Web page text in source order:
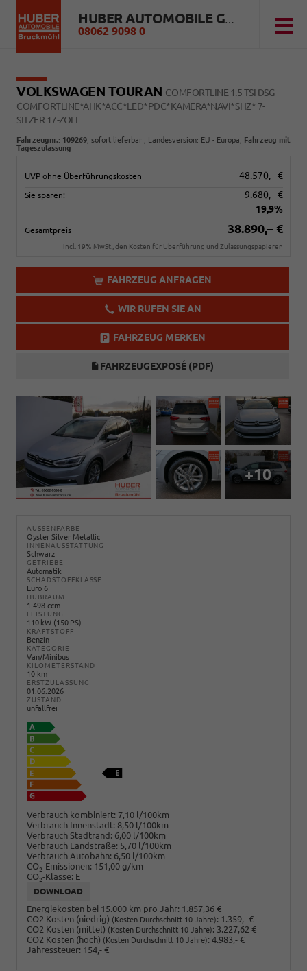
HUBER AUTOMOBILE GMBH
08062 9098 0
VOLKSWAGEN TOURAN COMFORTLINE 1.5 TSI DSG
COMFORTLINE*AHK*ACC*LED*PDC*KAMERA*NAVI*SHZ* 7-
SITZER 17-ZOLL
Fahrzeugnr.: 109269 sofort lieferbar , Landesversion: EU - Europa, Fahrzeug mit
Tageszulassung
UVP ohne Überführungskosten 48.570,– €
Sie sparen:
9.680,– €
19,9%
Gesamtpreis 38.890,– €
incl. 19% MwSt., den Kosten für Überführung und Zulassungspapieren
FAHRZEUG ANFRAGEN
WIR RUFEN SIE AN
FAHRZEUG MERKEN
FAHRZEUGEXPOSÉ (PDF)
+10
AUSSENFARBE
Oyster Silver Metallic
INNENAUSSTATTUNG
Schwarz
GETRIEBE
Automatik
SCHADSTOFFKLASSE
Euro 6
HUBRAUM
1.498 ccm
LEISTUNG
110 kW (150 PS)
KRAFTSTOFF
Benzin
KATEGORIE
Van/Minibus
KILOMETERSTAND
10 km
ERSTZULASSUNG
01.06.2026
ZUSTAND
unfallfrei
Verbrauch kombiniert: 7,10 l/100km
Verbrauch Innenstadt: 8,50 l/100km
Verbrauch Stadtrand: 6,00 l/100km
Verbrauch Landstraße: 5,70 l/100km
Verbrauch Autobahn: 6,50 l/100km
CO2-Emissionen: 151,00 g/km
CO2-Klasse: E
DOWNLOAD
Energiekosten bei 15.000 km pro Jahr: 1.857,36 €
CO2 Kosten (niedrig) (Kosten Durchschnitt 10 Jahre): 1.359,- €
CO2 Kosten (mittel) (Kosten Durchschnitt 10 Jahre): 3.227,62 €
CO2 Kosten (hoch) (Kosten Durchschnitt 10 Jahre): 4.983,- €
Jahressteuer: 154,- €